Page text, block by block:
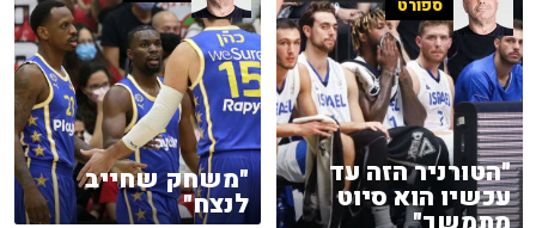
"משחק שחייב
לנצח"
ספורט
"הטורניר הזה עד
עכשיו הוא סיוט